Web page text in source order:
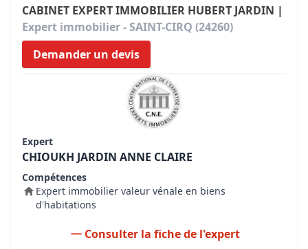
CABINET EXPERT IMMOBILIER HUBERT JARDIN |
Expert immobilier - SAINT-CIRQ (24260)
Demander un devis
Expert
CHIOUKH JARDIN ANNE CLAIRE
Compétences
Expert immobilier valeur vénale en biens
d'habitations
Consulter la fiche de l'expert